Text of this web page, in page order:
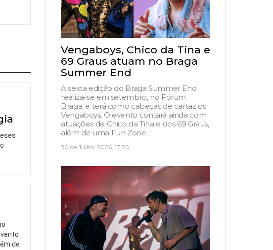
de
Vengaboys, Chico da Tina e
69 Graus atuam no Braga
Summer End
A sexta edição do Braga Summer End
realiza-se em setembro, no Fórum
Braga, e terá como cabeças de cartaz os
Vengaboys. O evento contará ainda com
atuações de Chico da Tina e dos 69 Graus,
além de uma Fun Zone.
30 de Julho, 2026, 17:20